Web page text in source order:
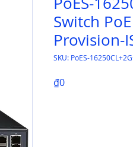
Switch
Provision-
SKU: PoES-
₫0Price